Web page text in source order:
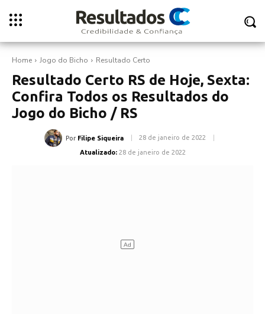
Home Jogo do Bicho Resultado Certo
Resultado Certo RS de Hoje, Sexta:
Confira Todos os Resultados do
Jogo do Bicho / RS
Por Filipe Siqueira 28 de janeiro de 2022
Atualizado: 28 de janeiro de 2022